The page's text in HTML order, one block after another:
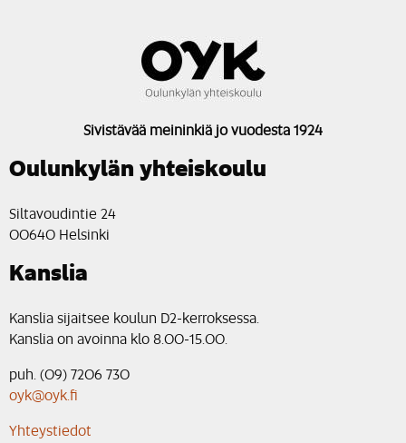
Sivistävää meininkiä jo vuodesta 1924
Oulunkylän yhteiskoulu
Siltavoudintie 24
00640 Helsinki
Kanslia
Kanslia sijaitsee koulun D2-kerroksessa.
Kanslia on avoinna klo 8.00-15.00.
puh. (09) 7206 730
oyk@oyk.fi
Yhteystiedot